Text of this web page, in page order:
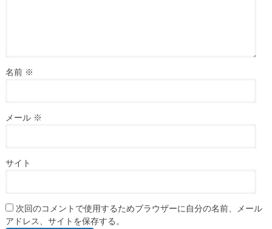
名前 ※
メール ※
サイト
次回のコメントで使用するためブラウザーに自分の名前、メール
アドレス、サイトを保存する。